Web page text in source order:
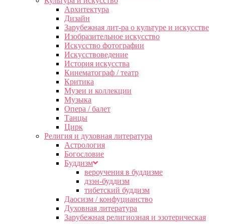
Архитектура
Дизайн
Зарубежная лит-ра о культуре и искусстве
Изобразительное искусство
Искусство фотографии
Искусствоведение
История искусства
Кинематограф / театр
Критика
Музеи и коллекции
Музыка
Опера / балет
Танцы
Цирк
Религия и духовная литература
Астрология
Богословие
Буддизм
вероучения в буддизме
дзэн-буддизм
тибетский буддизм
Даосизм / конфуцианство
Духовная литература
Зарубежная религиозная и эзотерическая